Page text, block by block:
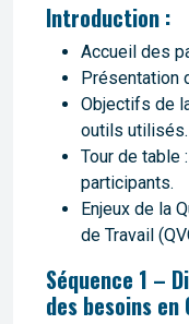
Introduction :
Accueil des
Présentation
Objectifs de
outils utilisés.
Tour de table
participants.
Enjeux de la
de Travail
Séquence 1 –
des besoins en